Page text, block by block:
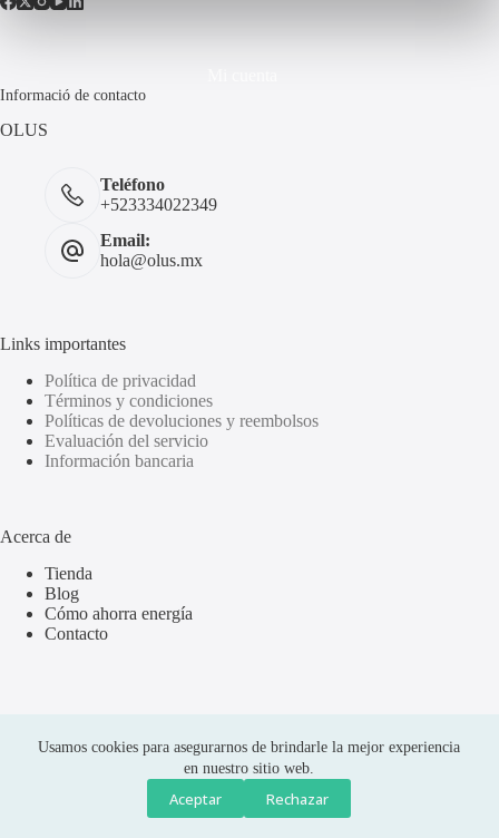
Usamos cookies para asegurarnos de brindarle la mejor experiencia
en nuestro sitio web.
Aceptar Rechazar
Informació de contacto
OLUS
Teléfono
+523334022349
Email:
hola@olus.mx
Links importantes
Política de privacidad
Términos y condiciones
Políticas de devoluciones y reembolsos
Evaluación del servicio
Información bancaria
Acerca de
Tienda
Blog
Cómo ahorra energía
Contacto